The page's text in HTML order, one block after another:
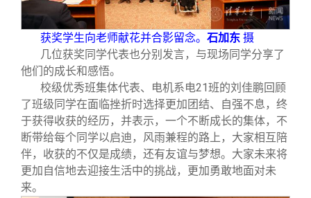
获奖学生向老师献花并合影留念。 石加东 摄
几位获奖同学代表也分别发言，与现场同学分享了
他们的成长和感悟。
校级优秀班集体代表、电机系电21班的刘佳鹏回顾
了班级同学在面临挫折时选择更加团结、自强不息，终
于获得收获的经历，并表示，一个不断成长的集体，不
断带给每个同学以启迪，风雨兼程的路上，大家相互陪
伴，收获的不仅是成绩，还有友谊与梦想。大家未来将
更加自信地去迎接生活中的挑战，更加勇敢地面对未
来。